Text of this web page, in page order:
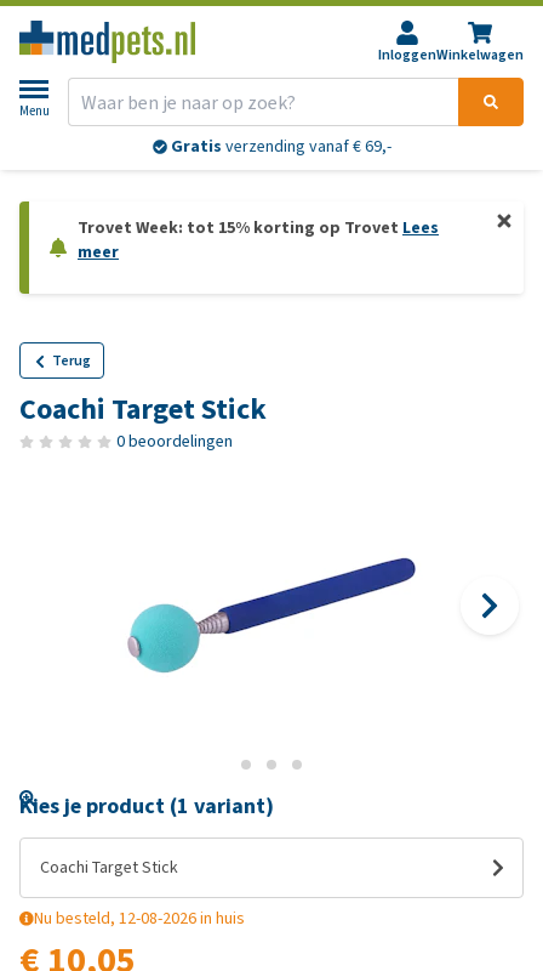
InloggenWinkelwagen
Menu
Gratis verzending vanaf € 69,-
Trovet Week: tot 15% korting op Trovet Lees
meer
Terug
Coachi Target Stick
0 beoordelingen
Kies je product (1 variant)
Coachi Target Stick
Nu besteld, 12-08-2026 in huis
€ 10,05